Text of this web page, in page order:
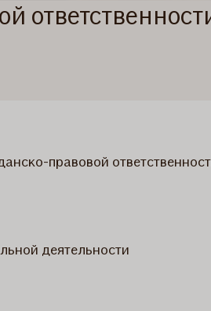
правовой
деятельности